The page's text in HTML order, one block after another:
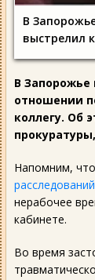
В
выстрелил
В Запорожье
отношении
коллегу. Об
Напомним,
расследований
нерабочее
кабинете.
Во время